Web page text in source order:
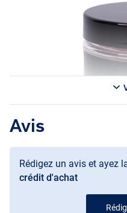
Avis
Rédigez un avis et ayez
crédit d'achat